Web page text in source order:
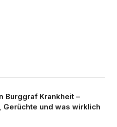
Burggraf Krankheit –
Gerüchte und was wirklich